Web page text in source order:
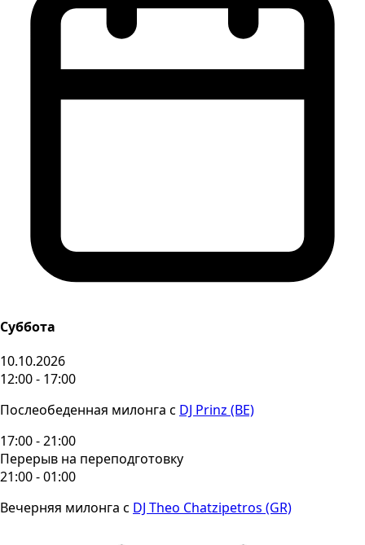
Суббота
10.10.2026
12:00 - 17:00
Послеобеденная милонга с DJ Prinz (BE)
17:00 - 21:00
Перерыв на переподготовку
21:00 - 01:00
Вечерняя милонга с DJ Theo Chatzipetros (GR)